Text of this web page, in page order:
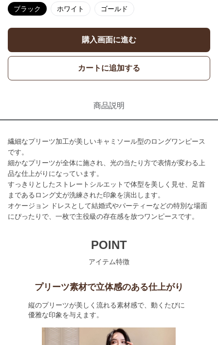
ブラック ホワイト ゴールド
購入画面に進む
カートに追加する
商品説明
繊細なプリーツ加工が美しいキャミソール型のロングワンピース
です。
細かなプリーツが全体に施され、光の当たり方で表情が変わる上
品な仕上がりになっています。
すっきりとしたストレートシルエットで体型を美しく見せ、足首
まであるロング丈が洗練された印象を演出します。
オケージョン ドレスとして結婚式やパーティーなどの特別な場面
にぴったりで、一枚で主役級の存在感を放つワンピースです。
POINT
アイテム特徴
プリーツ素材で立体感のある仕上がり
縦のプリーツが美しく流れる素材感で、動くたびに
優雅な印象を与えます。